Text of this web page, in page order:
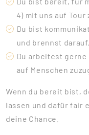
4) mit uns auf Tour
Du bist
und brennst
Du arbeitest gerne
auf Menschen
Wenn du bereit bist,
lassen und dafür fair
deine Chance.